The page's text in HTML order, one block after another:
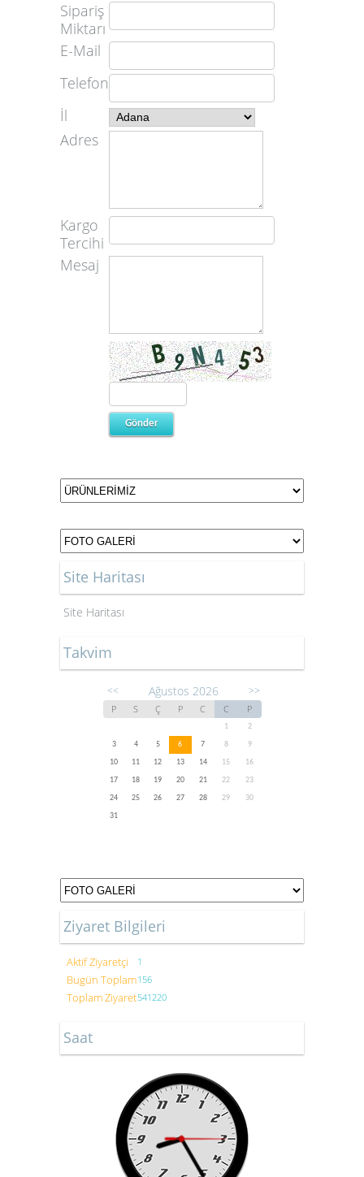
Sipariş
Miktarı
E-Mail
Telefon
İl
Adres
Kargo
Tercihi
Mesaj
Site Haritası
Site Haritası
Takvim
<< Ağustos 2026 >>
P S Ç P C C P
1
2
3
4 5 6 7 8
9
10
11 12 13 14 15
16
17
18 19 20 21 22
23
24
25 26 27 28 29
30
31
Ziyaret Bilgileri
Aktif Ziyaretçi 1
Bugün Toplam156
Toplam Ziyaret541220
Saat